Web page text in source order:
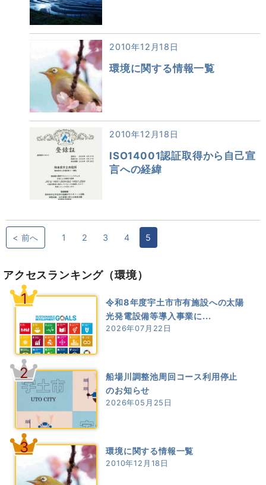
2010年12月18日
環境に関する情報一覧
2010年12月18日
ISO14001認証取得から自己宣
言への経緯
< 前へ 1 2 3 4 5
アクセスランキング （環境）
1
令和8年度宇土市市有施設への太陽
光発電設備等導入事業に...
2026年07月22日
2
船場川調整池周回コース利用停止
のお知らせ
2026年05月25日
3 環境に関する情報一覧
2010年12月18日